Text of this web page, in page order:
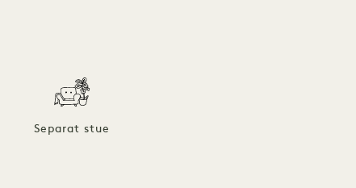
Separat stue